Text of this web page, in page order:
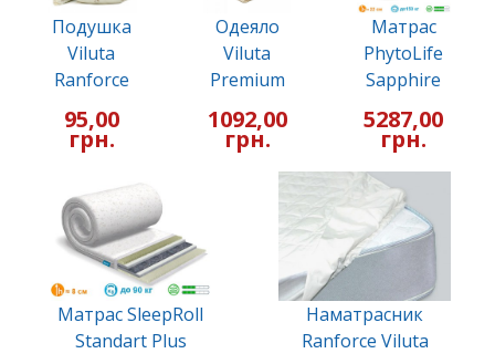
Подушка
Viluta
Ranforce
95,00
грн.
Одеяло
Viluta
Premium
1092,00
грн.
Матрас
PhytoLife
Sapphire
5287,00
грн.
Матрас SleepRoll
Standart Plus
Наматрасник
Ranforce Viluta